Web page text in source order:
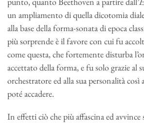
un ampliamento di quella dicotomia
alla base della forma-sonata di epoca
più sorprende è il favore con cui fu
come questa, che fortemente disturba
accettato della forma, e fu solo grazie al
orchestratore ed alla sua personalità così
poté accadere.
In effetti ciò che più affascina ed